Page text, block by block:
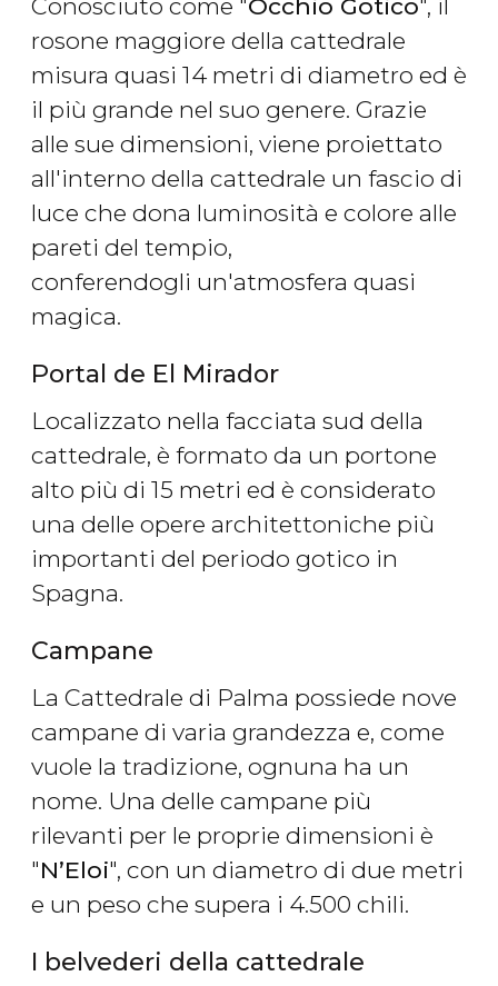
Conosciuto come "Occhio Gotico", il
rosone maggiore della cattedrale
misura quasi 14 metri di diametro ed è
il più grande nel suo genere. Grazie
alle sue dimensioni, viene proiettato
all'interno della cattedrale un fascio di
luce che dona luminosità e colore alle
pareti del tempio,
conferendogli un'atmosfera quasi
magica.
Portal de El Mirador
Localizzato nella facciata sud della
cattedrale, è formato da un portone
alto più di 15 metri ed è considerato
una delle opere architettoniche più
importanti del periodo gotico in
Spagna.
Campane
La Cattedrale di Palma possiede nove
campane di varia grandezza e, come
vuole la tradizione, ognuna ha un
nome. Una delle campane più
rilevanti per le proprie dimensioni è
"N’Eloi", con un diametro di due metri
e un peso che supera i 4.500 chili.
I belvederi della cattedrale